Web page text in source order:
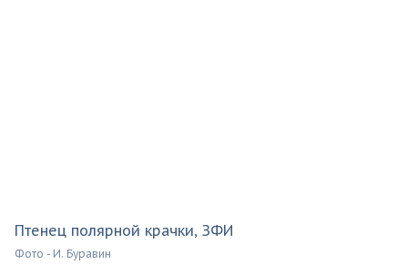
Птенец полярной крачки, ЗФИ
Фото - И. Буравин